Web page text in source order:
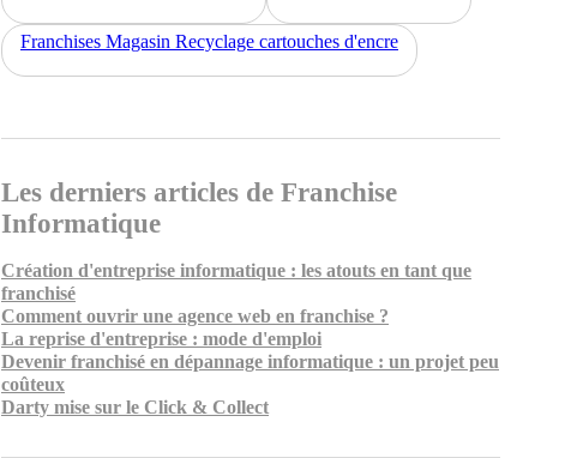
Franchises Magasin Recyclage cartouches d'encre
Les derniers articles de Franchise
Informatique
Création d'entreprise informatique : les atouts en tant que
franchisé
Comment ouvrir une agence web en franchise ?
La reprise d'entreprise : mode d'emploi
Devenir franchisé en dépannage informatique : un projet peu
coûteux
Darty mise sur le Click & Collect